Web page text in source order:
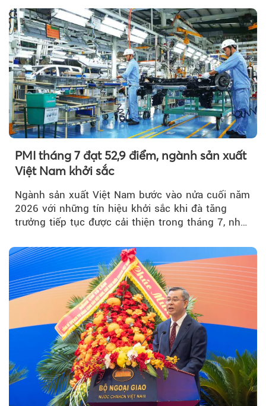
PMI tháng 7 đạt 52,9 điểm, ngành sản xuất
Việt Nam khởi sắc
Ngành sản xuất Việt Nam bước vào nửa cuối năm
2026 với những tín hiệu khởi sắc khi đà tăng
trưởng tiếp tục được cải thiện trong tháng 7, nhờ
nhiệt và niềm tin kinh doanh dần phục hồi.